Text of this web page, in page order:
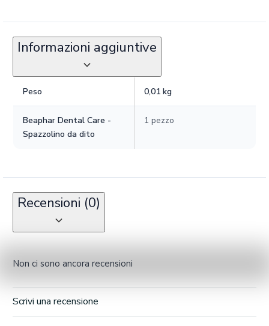
Informazioni aggiuntive
Peso 0,01 kg
Beaphar Dental Care -
Spazzolino da dito
1 pezzo
Recensioni (0)
Non ci sono ancora recensioni
Scrivi una recensione